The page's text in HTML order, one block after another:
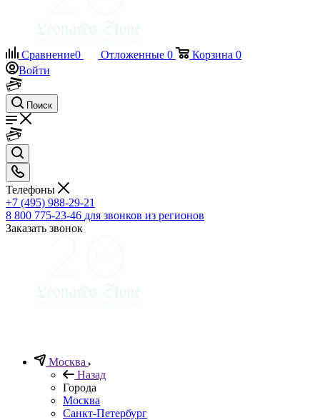
Сравнение0 Отложенные 0 Корзина 0
Войти
Поиск
Телефоны
+7 (495) 988-29-21
8 800 775-23-46 для звонков из регионов
Заказать звонок
Москва
Назад
Города
Москва
Санкт-Петербург